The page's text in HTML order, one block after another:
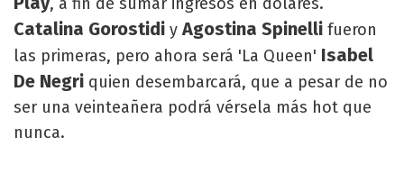
Catalina Gorostidi yAgostina Spinelli fueron
las primeras, pero ahora será 'La Queen' Isabel
De Negri quien desembarcará, que a pesar de no
ser una veinteañera podrá vérsela más hot que
nunca.